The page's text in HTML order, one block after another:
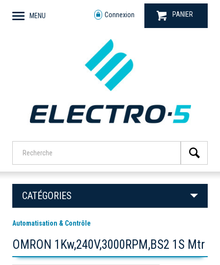
MENU Connexion PANIER
CATÉGORIES
Automatisation & Contrôle
OMRON 1Kw,240V,3000RPM,BS2 1S Mtr